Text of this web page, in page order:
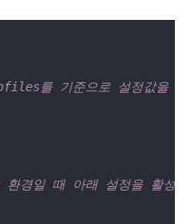
를 기준으로 설정값을 활
경일 때 아래 설정을 활성화